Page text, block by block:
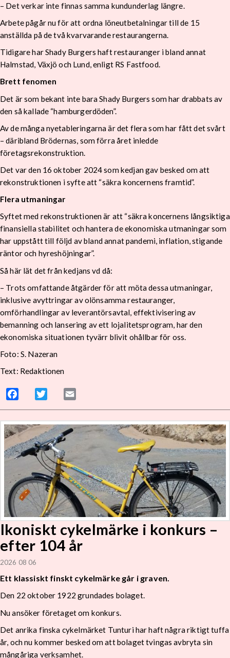
– Det verkar inte finnas samma kundunderlag längre.
Arbete pågår nu för att ordna löneutbetalningar till de 15
anställda på de två kvarvarande restaurangerna.
Tidigare har Shady Burgers haft restauranger i bland annat
Halmstad, Växjö och Lund, enligt RS Fastfood.
Brett fenomen
Det är som bekant inte bara Shady Burgers som har drabbats av
den så kallade “hamburgerdöden”.
Av de många nyetableringarna är det flera som har fått det svårt
– däribland Brödernas, som förra året inledde
företagsrekonstruktion.
Det var den 16 oktober 2024 som kedjan gav besked om att
rekonstruktionen i syfte att “säkra koncernens framtid”.
Flera utmaningar
Syftet med rekonstruktionen är att “säkra koncernens långsiktiga
finansiella stabilitet och hantera de ekonomiska utmaningar som
har uppstått till följd av bland annat pandemi, inflation, stigande
räntor och hyreshöjningar”.
Så här lät det från kedjans vd då:
– Trots omfattande åtgärder för att möta dessa utmaningar,
inklusive avyttringar av olönsamma restauranger,
omförhandlingar av leverantörsavtal, effektivisering av
bemanning och lansering av ett lojalitetsprogram, har den
ekonomiska situationen tyvärr blivit ohållbar för oss.
Foto: S. Nazeran
Text: Redaktionen
Facebook Twitter
Ikoniskt cykelmärke i konkurs –
efter 104 år
2026 08 06
Ett klassiskt finskt cykelmärke går i graven.
Den 22 oktober 1922 grundades bolaget.
Nu ansöker företaget om konkurs.
Det anrika finska cykelmärket Tunturi har haft några riktigt tuffa
år, och nu kommer besked om att bolaget tvingas avbryta sin
mångåriga verksamhet.